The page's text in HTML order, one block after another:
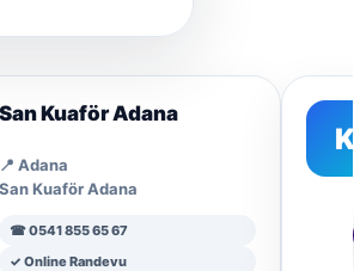
San Kuaför Adana
📍 Adana
San Kuaför Adana
☎ 0541 855 65 67
✓ Online Randevu
K